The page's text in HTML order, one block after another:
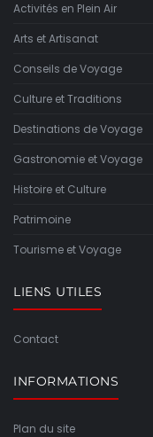
Activités en Plein Air
Arts et Artisanat
Conseils de Voyage
Culture et Traditions
Destinations de Voyage
Gastronomie et Voyage
Histoire et Culture
Patrimoine
Tourisme et Voyage
LIENS UTILES
Contact
INFORMATIONS
Plan du site